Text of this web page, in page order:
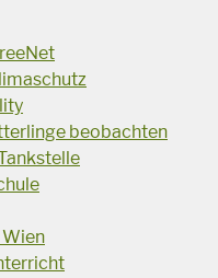
beobachten